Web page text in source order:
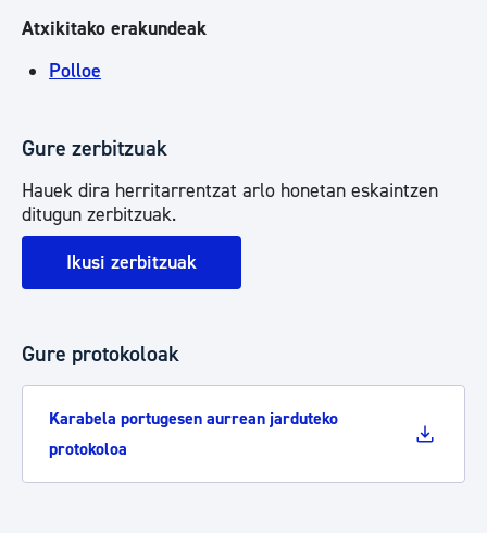
Atxikitako erakundeak
Polloe
Gure zerbitzuak
Hauek dira herritarrentzat arlo honetan eskaintzen
ditugun zerbitzuak.
Ikusi zerbitzuak
Gure protokoloak
Karabela portugesen aurrean jarduteko
protokoloa